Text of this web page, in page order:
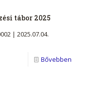
tábor 2025
| 2025.07.04.
Bővebben